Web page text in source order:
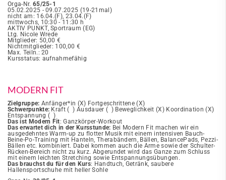
Orga-Nr. 65/25-1
05.02.2025 - 09.07.2025 (19-21mal)
nicht am: 16.04.(F), 23.04.(F)
mittwochs, 10:30 - 11:30 h
AKTIV PUNKT, Sportraum (EG)
Ltg. Nicole Wrede
Mitglieder: 50,00 €
Nichtmitglieder: 100,00 €
Max. Teiln.: 20
Kursstatus: aufnahmefähig
MODERN FIT
Zielgruppe: Anfänger*in (X) Fortgeschrittene (X)
Schwerpunkte: Kraft ( ) Ausdauer ( ) Beweglichkeit (X) Koordination (X)
Entspannung ( )
Das ist Modern Fit: Ganzkörper-Workout
Das erwartet dich in der Kursstunde: Bei Modern Fit machen wir ein
ausgedehntes Warm-up zu flotter Musik mit einem intensiven Bauch-
Beine-Po-Training mit Hanteln, Therabändern, Bällen, BalancePads, Pezzi-
Bällen etc. kombiniert. Dabei kommen auch die Arme sowie der Schulter-
Rücken-Bereich nicht zu kurz. Abgerundet wird das Ganze zum Schluss
mit einem leichten Stretching sowie Entspannungsübungen.
Das brauchst du für den Kurs: Handtuch, Getränk, saubere
Hallensportschuhe mit heller Sohle